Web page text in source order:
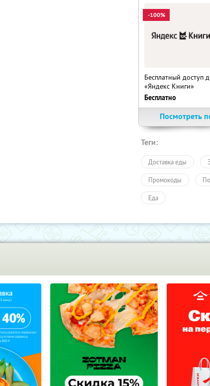
-100%
Бесплатный доступ
«Яндекс Книги»
Бесплатно
Посмотреть
Теги:
Доставка еды
Промокоды
Еда